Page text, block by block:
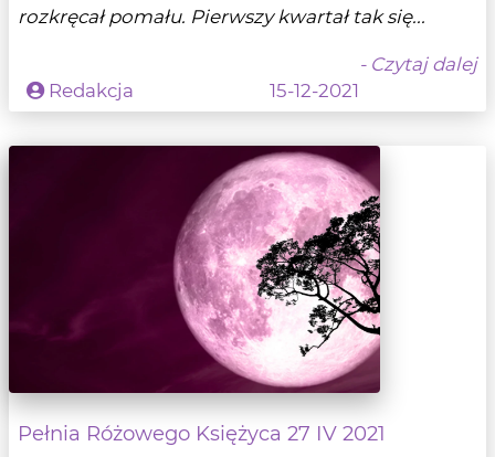
rozkręcał pomału. Pierwszy kwartał tak się...
- Czytaj dalej
Redakcja
15-12-2021
Pełnia Różowego Księżyca 27 IV 2021